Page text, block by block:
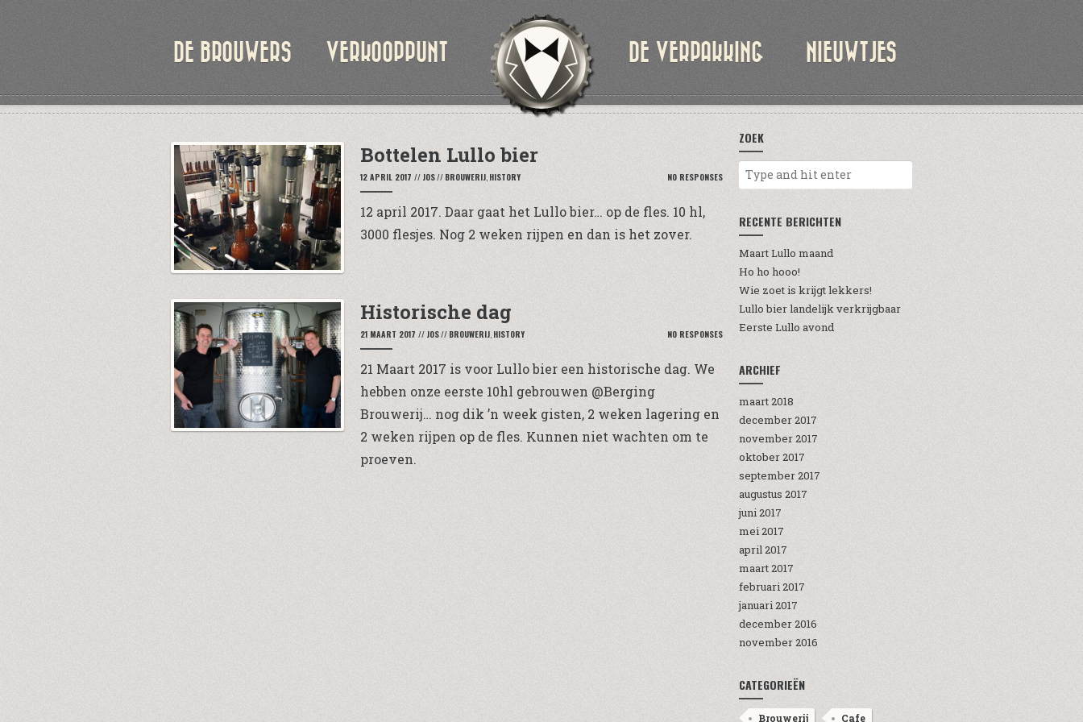
DE BROUWERS VERKOOPPUNT DE VERPAKKING NIEUWTJES
Bottelen Lullo bier
12 APRIL 2017 // JOS// BROUWERIJ, HISTORY NO RESPONSES
12 april 2017. Daar gaat het Lullo bier… op de fles. 10 hl,
3000 flesjes. Nog 2 weken rijpen en dan is het zover.
Historische dag
21 MAART 2017 // JOS// BROUWERIJ, HISTORY NO RESPONSES
21 Maart 2017 is voor Lullo bier een historische dag. We
hebben onze eerste 10hl gebrouwen @Berging
Brouwerij… nog dik ’n week gisten, 2 weken lagering en
2 weken rijpen op de fles. Kunnen niet wachten om te
proeven.
ZOEK
RECENTE BERICHTEN
Maart Lullo maand
Ho ho hooo!
Wie zoet is krijgt lekkers!
Lullo bier landelijk verkrijgbaar
Eerste Lullo avond
ARCHIEF
maart 2018
december 2017
november 2017
oktober 2017
september 2017
augustus 2017
juni 2017
mei 2017
april 2017
maart 2017
februari 2017
januari 2017
december 2016
november 2016
CATEGORIEËN
Brouwerij Cafe